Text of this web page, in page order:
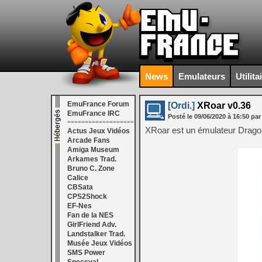
News Emulateurs
EmuFrance Forum
EmuFrance IRC
===================
Actus Jeux Vidéos
Arcade Fans
Amiga Museum
Arkames Trad.
Bruno C. Zone
Calice
CBSata
CPS2Shock
EF-Nes
Fan de la NES
GirlFriend Adv.
Landstalker Trad.
Musée Jeux Vidéos
SMS Power
[Ordi.] XRoar v0.36
Posté le 09/06/2020 à 16:50 par
XRoar est un émulateur